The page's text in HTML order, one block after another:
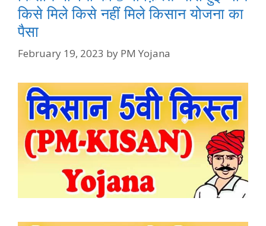
किसे मिले किसे नहीं मिले किसान योजना का
पैसा
February 19, 2023 by PM Yojana